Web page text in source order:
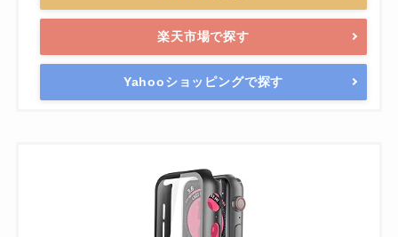
楽天市場で探す
Yahooショッピングで探す